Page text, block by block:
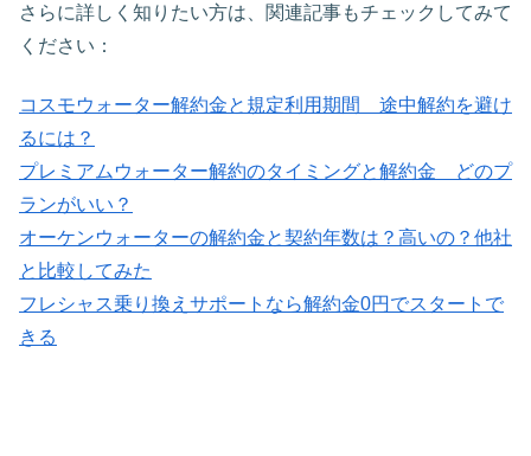
さらに詳しく知りたい方は、関連記事もチェックしてみて
ください：
コスモウォーター解約金と規定利用期間 途中解約を避け
るには？
プレミアムウォーター解約のタイミングと解約金 どのプ
ランがいい？
オーケンウォーターの解約金と契約年数は？高いの？他社
と比較してみた
フレシャス乗り換えサポートなら解約金0円でスタートで
きる